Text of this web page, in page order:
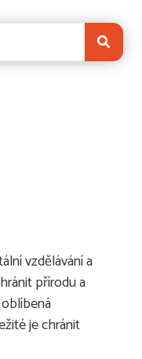
vzdělávání a
přírodu a
je chránit